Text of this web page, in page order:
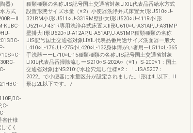
器）
方式
ーⅡ
KJBC-
省仕様
てく
種類種類の名称JIS記号国土交通省対象LIXIL代表品番給水方式
設置形態サイズ水量（※2）小便器洗浄弁式床置大Ⅰ形U510○U-
321RM小Ⅰ形U511○U-331RM壁掛大Ⅰ形U520○U-411R小Ⅰ形
U521○U-431R専用洗浄弁式床置大Ⅱ形U610○U-A31AP,U-A31MP
壁掛大Ⅱ形U620○U-A12AP,U-A51AP,U-A51MP種類種類の名称
JIS記号国土交通省対象LIXIL代表品番用途サイズ洗面器一般大
L410○L-176U,L-275小L420○L-132身体障がい者用ーL511○L-365
手洗器ーーL710○L-15種類種類の名称JIS記号国土交通省対象
LIXIL代表品番掃除流しーS210○S-202A○（※1）S-200※1：国土
交通省対象はNS210で水栓穴無し仕様※2：「JISA5207：
2022」で小便器に水量区分が設定されました。Ⅰ形は4L以下、Ⅱ
形は2L以下です。7